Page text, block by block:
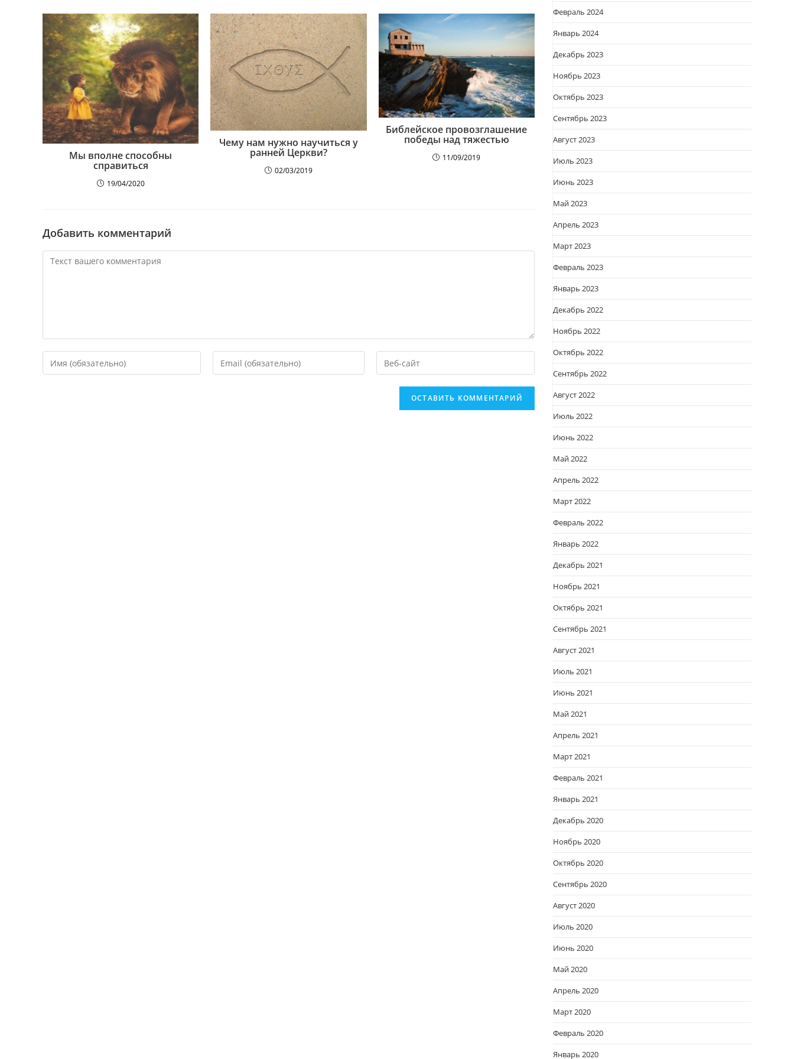
Мы вполне способны
справиться
19/04/2020
Чему нам нужно научиться у
ранней Церкви?
02/03/2019
Библейское провозглашение
победы над тяжестью
11/09/2019
Добавить комментарий
Февраль 2024
Январь 2024
Декабрь 2023
Ноябрь 2023
Октябрь 2023
Сентябрь 2023
Август 2023
Июль 2023
Июнь 2023
Май 2023
Апрель 2023
Март 2023
Февраль 2023
Январь 2023
Декабрь 2022
Ноябрь 2022
Октябрь 2022
Сентябрь 2022
Август 2022
Июль 2022
Июнь 2022
Май 2022
Апрель 2022
Март 2022
Февраль 2022
Январь 2022
Декабрь 2021
Ноябрь 2021
Октябрь 2021
Сентябрь 2021
Август 2021
Июль 2021
Июнь 2021
Май 2021
Апрель 2021
Март 2021
Февраль 2021
Январь 2021
Декабрь 2020
Ноябрь 2020
Октябрь 2020
Сентябрь 2020
Август 2020
Июль 2020
Июнь 2020
Май 2020
Апрель 2020
Март 2020
Февраль 2020
Январь 2020